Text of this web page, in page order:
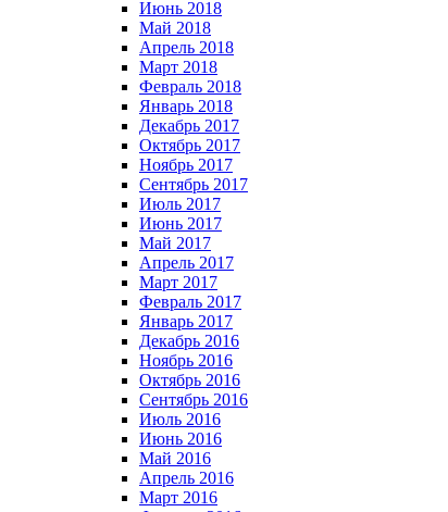
Июнь 2018
Май 2018
Апрель 2018
Март 2018
Февраль 2018
Январь 2018
Декабрь 2017
Октябрь 2017
Ноябрь 2017
Сентябрь 2017
Июль 2017
Июнь 2017
Май 2017
Апрель 2017
Март 2017
Февраль 2017
Январь 2017
Декабрь 2016
Ноябрь 2016
Октябрь 2016
Сентябрь 2016
Июль 2016
Июнь 2016
Май 2016
Апрель 2016
Март 2016